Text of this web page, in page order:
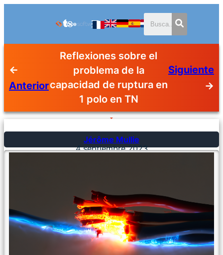
←
Anterior
Reflexiones sobre el
problema de la
capacidad de ruptura en
1 polo en TN
Siguiente
→
Jérôme Mullie
4 septiembre 2023